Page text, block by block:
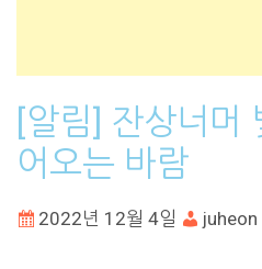
[알림] 잔상너머
어오는 바람
2022년 12월 4일